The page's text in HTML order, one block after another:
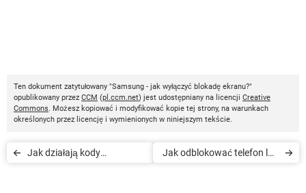
Ten dokument zatytułowany "Samsung - jak wyłączyć blokadę ekranu?"
opublikowany przez CCM (pl.ccm.net) jest udostępniany na licencji Creative
Commons. Możesz kopiować i modyfikować kopie tej strony, na warunkach
określonych przez licencję i wymienionych w niniejszym tekście.
Jak działają kody
Jak odblokować telefon lub